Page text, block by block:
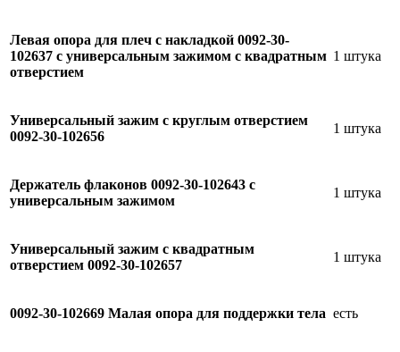
Левая опора для плеч с накладкой 0092-30-
102637 с универсальным зажимом с квадратным
отверстием
1 штука
Универсальный зажим с круглым отверстием
0092-30-102656
1 штука
Держатель флаконов 0092-30-102643 с
универсальным зажимом
1 штука
Универсальный зажим с квадратным
отверстием 0092-30-102657
1 штука
0092-30-102669 Малая опора для поддержки тела есть